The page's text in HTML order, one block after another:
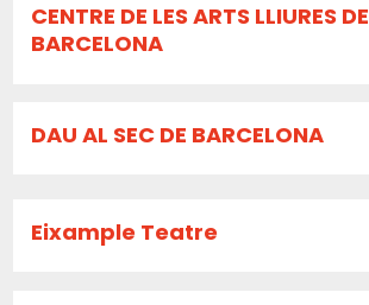
CENTRE DE LES ARTS LLIURES DE
BARCELONA
DAU AL SEC DE BARCELONA
Eixample Teatre